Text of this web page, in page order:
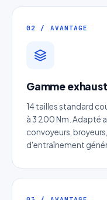
02 / AVANTAGE
Gamme
14 tailles standard
à 3 200 Nm. Adapté
convoyeurs,
d'entraînement
Devis
Réponse
Nom complet*